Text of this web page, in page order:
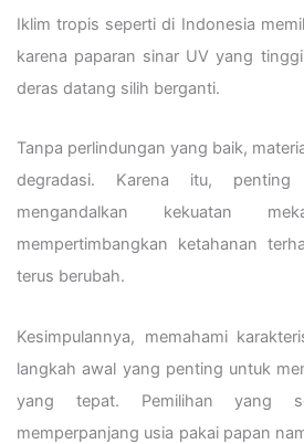
Iklim tropis seperti di Indonesia
karena paparan sinar UV yang
deras datang silih berganti.
Tanpa perlindungan yang baik,
degradasi. Karena itu,
mengandalkan kekuatan
mempertimbangkan ketahanan
terus berubah.
Kesimpulannya, memahami
langkah awal yang penting untuk
yang tepat. Pemilihan yang
memperpanjang usia pakai papan